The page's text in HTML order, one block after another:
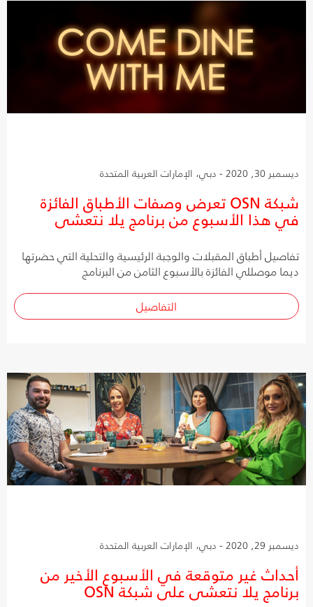
ديسمبر 30, 2020 - دبي، الإمارات العربية المتحدة
شبكة OSN تعرض وصفات الأطباق الفائزة
في هذا الأسبوع من برنامج يلا نتعشى
تفاصيل أطباق المقبلات والوجبة الرئيسية والتحلية التي حضرتها
ديما موصللي الفائزة بالأسبوع الثامن من البرنامج
التفاصيل
ديسمبر 29, 2020 - دبي، الإمارات العربية المتحدة
أحداث غير متوقعة في الأسبوع الأخير من
برنامج يلا نتعشى على شبكة OSN